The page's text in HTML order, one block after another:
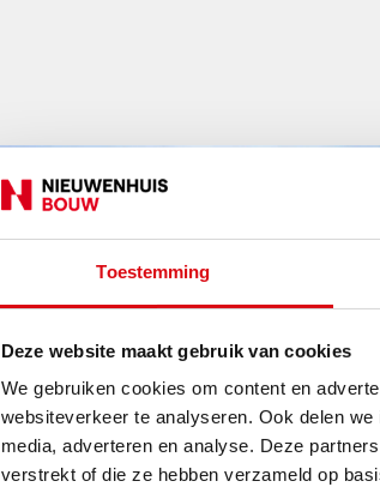
Toestemming
Deze website maakt gebruik van cookies
We gebruiken cookies om content en
websiteverkeer te analyseren. Ook delen
media, adverteren en analyse. Deze
verstrekt of die ze hebben verzameld op